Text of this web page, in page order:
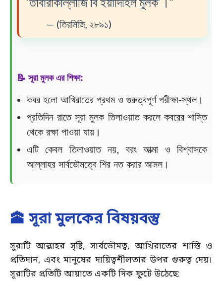
— (তিরমিজি, ২৮৯১)
📝 সূরা মুলক এর শিক্ষা:
কবর হলো আখিরাতের প্রথম ও গুরুত্বপূর্ণ পরীক্ষা-স্থল।
প্রতিদিন রাতে সূরা মুলক তিলাওয়াত করলে কবরের শাস্তি
থেকে রক্ষা পাওয়া যায়।
এটি কেবল তিলাওয়াত নয়, বরং আত্মা ও বিশ্বাসকে
আল্লাহর সার্বভৌমত্বে শির নত করার আমল।
🕋 সূরা মুলকের বিষয়বস্তু
সুরাটি আল্লাহর সৃষ্টি, সার্বভৌমত্ব, আখিরাতের শাস্তি ও
প্রতিদান, এবং মানুষের দায়িত্বশীলতার উপর গুরুত্ব দেয়।
সূরাটির প্রতিটি আয়াতে একটি দিক ফুটে উঠেছে: